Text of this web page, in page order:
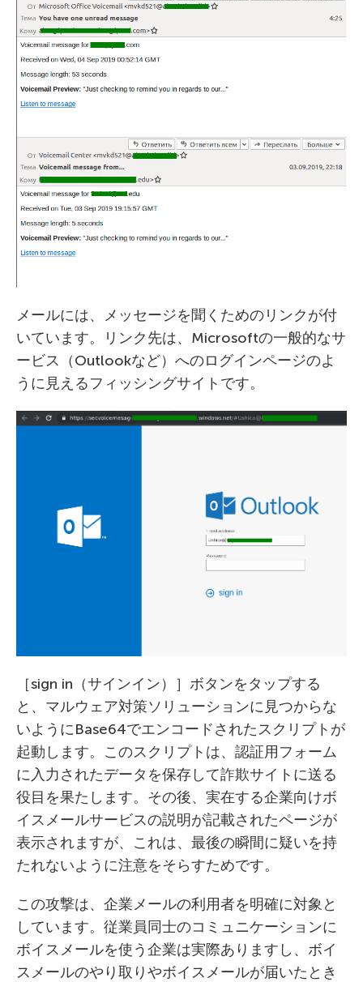
メールには、メッセージを聞くためのリンクが付
いています。リンク先は、Microsoftの一般的なサ
ービス（Outlookなど）へのログインページのよ
うに見えるフィッシングサイトです。
［sign in（サインイン）］ボタンをタップする
と、マルウェア対策ソリューションに見つからな
いようにBase64でエンコードされたスクリプトが
起動します。このスクリプトは、認証用フォーム
に入力されたデータを保存して詐欺サイトに送る
役目を果たします。その後、実在する企業向けボ
イスメールサービスの説明が記載されたページが
表示されますが、これは、最後の瞬間に疑いを持
たれないように注意をそらすためです。
この攻撃は、企業メールの利用者を明確に対象と
しています。従業員同士のコミュニケーションに
ボイスメールを使う企業は実際ありますし、ボイ
スメールのやり取りやボイスメールが届いたとき